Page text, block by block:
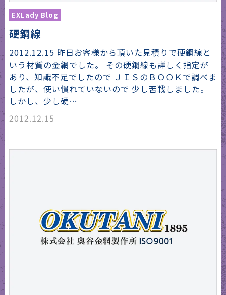
EXLady Blog
硬鋼線
2012.12.15 昨日お客様から頂いた見積りで硬鋼線と
いう材質の金網でした。 その硬鋼線も詳しく指定が
あり、知識不足でしたので ＪＩＳのＢＯＯＫで調べま
したが、使い慣れていないので 少し苦戦しました。
しかし、少し硬…
2012.12.15